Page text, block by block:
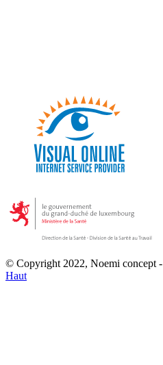
© Copyright 2022, Noemi concept -
Haut